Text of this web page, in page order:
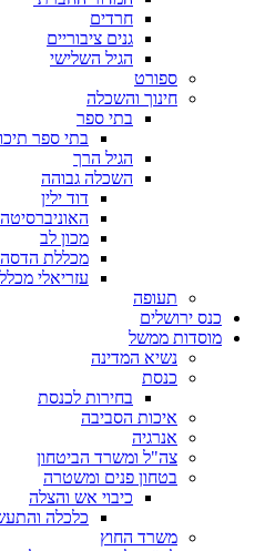
חרדים
גנים ציבוריים
הגיל השלישי
ספורט
חינוך והשכלה
בתי ספר
בתי ספר
הגיל הרך
השכלה גבוהה
דוד ילין
מכון לב
מכללת הדסה
עזריאלי
תעופה
כנס ירושלים
מוסדות ממשל
נשיא המדינה
כנסת
בחירות לכנסת
איכות הסביבה
אנרגיה
צה"ל ומשרד הביטחון
בטחון פנים ומשטרה
כיבוי אש והצלה
כלכלה
משרד החוץ